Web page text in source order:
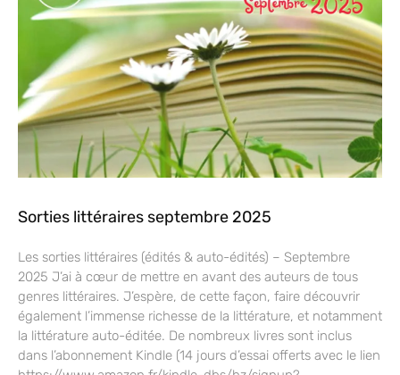
Sorties littéraires septembre 2025
Les sorties littéraires (édités & auto-édités) – Septembre
2025 J’ai à cœur de mettre en avant des auteurs de tous
genres littéraires. J’espère, de cette façon, faire découvrir
également l’immense richesse de la littérature, et notamment
la littérature auto-éditée. De nombreux livres sont inclus
dans l’abonnement Kindle (14 jours d’essai offerts avec le lien